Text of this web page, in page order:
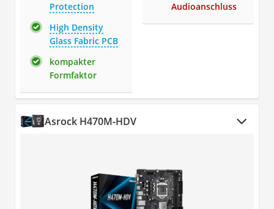
Protection
High Density
Glass Fabric PCB
kompakter
Formfaktor
Audioanschluss
Asrock H470M-HDV